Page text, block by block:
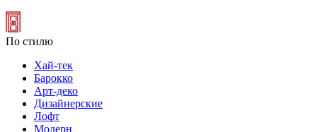
По стилю
Хай-тек
Барокко
Арт-деко
Дизайнерские
Лофт
Модерн